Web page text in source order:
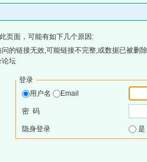
页面，可能有如下几个原因:
的链接无效,可能链接不完整,或数据已被删
论坛
登录
用户名
Email
密 码
隐身登录